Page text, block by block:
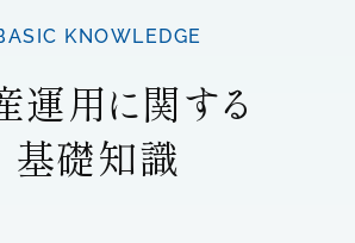
KNOWLEDGE
運用に関する
基礎知識